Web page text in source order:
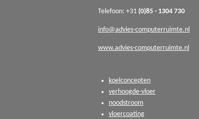
Telefoon: +31 (0)85 - 1304 730
info@advies-computerruimte.nl
www.advies-computerruimte.nl
koelconcepten
verhoogde-vloer
noodstroom
vloercoating